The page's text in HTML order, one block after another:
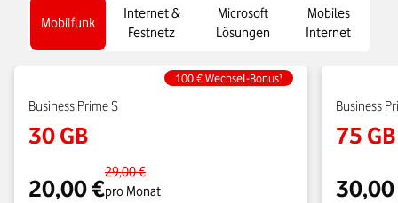
Mobilfunk
Internet &
Festnetz
Microsoft
Lösungen
Mobiles
Internet
100 € Wechsel-Bonus¹
Business Prime S
30 GB
20,00 €
29,00 €
pro Monat
Business
75 GB
30,00